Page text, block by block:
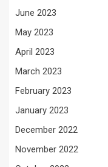
June 2023
May 2023
April 2023
March 2023
February 2023
January 2023
December 2022
November 2022